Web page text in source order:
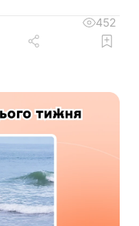
452